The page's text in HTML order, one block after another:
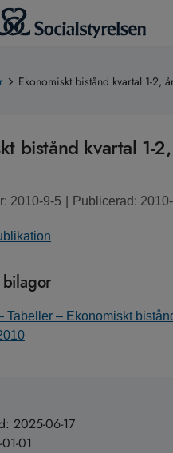
Ekonomiskt bistånd kvartal 1-2,
bistånd kvartal 1-
2010-9-5 Publicerad:
Tabeller – Ekonomiskt
2025-06-17
01